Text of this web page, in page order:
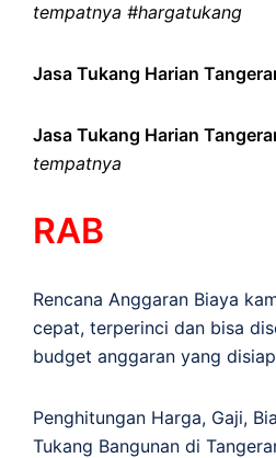
tempatnya #hargatukang
Jasa Tukang Harian
Jasa Tukang Harian
tempatnya
RAB
Rencana Anggaran Biaya
cepat, terperinci dan bisa
budget anggaran yang
Penghitungan Harga, Gaji,
Tukang Bangunan di